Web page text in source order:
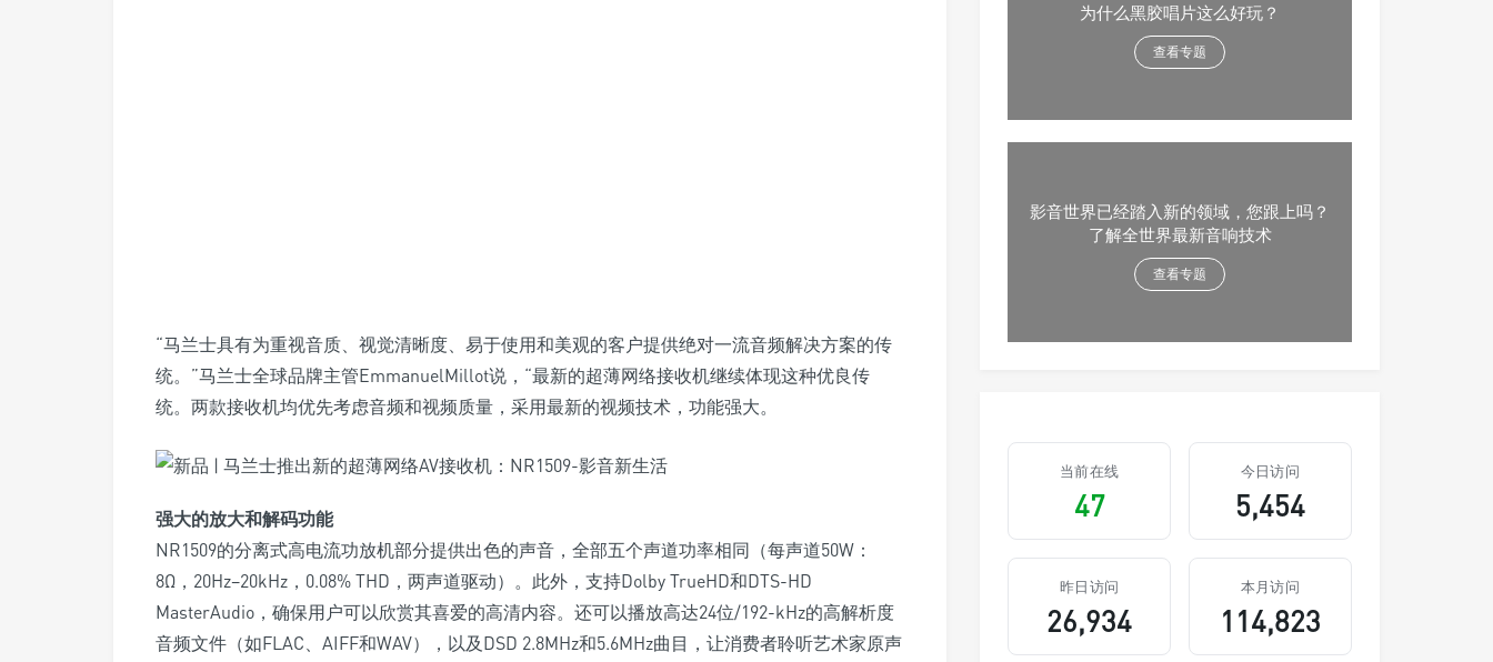
“马兰士具有为重视音质、视觉清晰度、易于使用和美观的客户提供绝对一流音频解决方案的传
统。”马兰士全球品牌主管EmmanuelMillot说，“最新的超薄网络接收机继续体现这种优良传
统。两款接收机均优先考虑音频和视频质量，采用最新的视频技术，功能强大。
强大的放大和解码功能
NR1509的分离式高电流功放机部分提供出色的声音，全部五个声道功率相同（每声道50W：
8Ω，20Hz–20kHz，0.08% THD，两声道驱动）。此外，支持Dolby TrueHD和DTS-HD
MasterAudio，确保用户可以欣赏其喜爱的高清内容。还可以播放高达24位/192-kHz的高解析度
音频文件（如FLAC、AIFF和WAV），以及DSD 2.8MHz和5.6MHz曲目，让消费者聆听艺术家原声
为什么黑胶唱片这么好玩？
查看专题
影音世界已经踏入新的领域，您跟上吗？
了解全世界最新音响技术
查看专题
当前在线
47
今日访问
5,454
昨日访问
26,934
本月访问
114,823